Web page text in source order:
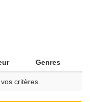
Genres
critères.